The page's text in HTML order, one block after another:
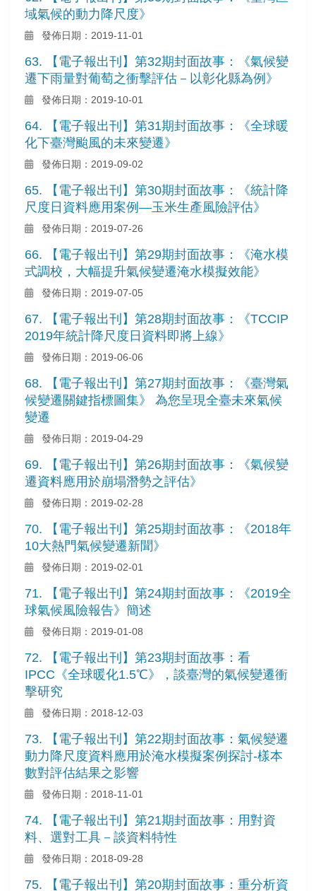
域氣候的動力降尺度》
發佈日期：2019-11-01
63. 【電子報出刊】第32期封面故事：《氣候變
遷下雨量對葡萄之衝擊評估－以彰化縣為例》
發佈日期：2019-10-01
64. 【電子報出刊】第31期封面故事：《全球暖
化下臺灣颱風的未來變遷》
發佈日期：2019-09-02
65. 【電子報出刊】第30期封面故事：《統計降
尺度日資料應用案例—玉米生產風險評估》
發佈日期：2019-07-26
66. 【電子報出刊】第29期封面故事：《淹水模
式調校，大幅提升氣候變遷淹水模擬效能》
發佈日期：2019-07-05
67. 【電子報出刊】第28期封面故事：《TCCIP
2019年統計降尺度日資料即將上線》
發佈日期：2019-06-06
68. 【電子報出刊】第27期封面故事：《臺灣氣
候變遷關鍵指標圖集》 為您呈現全臺未來氣候
變遷
發佈日期：2019-04-29
69. 【電子報出刊】第26期封面故事：《氣候變
遷資料應用於崩塌潛勢之評估》
發佈日期：2019-02-28
70. 【電子報出刊】第25期封面故事：《2018年
10大熱門氣候變遷新聞》
發佈日期：2019-02-01
71. 【電子報出刊】第24期封面故事：《2019全
球氣候風險報告》簡述
發佈日期：2019-01-08
72. 【電子報出刊】第23期封面故事：看
IPCC《全球暖化1.5℃》，談臺灣的氣候變遷衝
擊研究
發佈日期：2018-12-03
73. 【電子報出刊】第22期封面故事：氣候變遷
動力降尺度資料應用於淹水模擬案例探討-樣本
數對評估結果之影響
發佈日期：2018-11-01
74. 【電子報出刊】第21期封面故事：用對資
料、選對工具－談資料特性
發佈日期：2018-09-28
75. 【電子報出刊】第20期封面故事：重分析資